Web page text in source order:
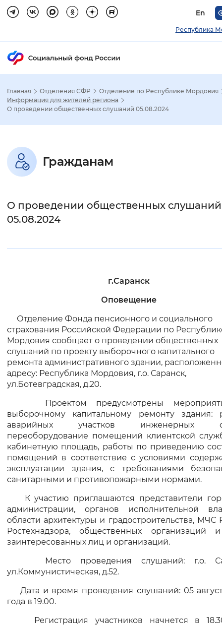
En
Республика
Настройка режима отображения
Стандартный Увеличенный
Цвет сайта
Инверсивный
Синий фон
Изображения
Включены Выключены
Воспроизвести Остановить
Вернуть стандартные настройки
Главная Отделения СФР
Отделение по Республике Мордовия
Информация для жителей региона
О проведении общественных слушаний 05.08.2024
Гражданам
О проведении общественных слушаний
05.08.2024
г.Саранск
Оповещение
Отделение Фонда пенсионного и социального
страхования Российской Федерации по
Мордовия сообщает о проведении общественных
слушаний по проекту выборочного капитального
ремонта административного здании,
адресу: Республика Мордовия, г.о. Саранск,
ул.Ботевградская, д.20.
Проектом предусмотрены
выборочному капитальному ремонту здания:
аварийных участков инженерных
переоборудование помещений клиентской
кабинетную площадь, работы по приведению
помещений в соответствие с условиями
эксплуатации здания, с требованиями
санитарными и противопожарными нормами.
К участию приглашаются представители
администрации, органов исполнительной
области архитектуры и градостроительства, МЧС
Ростехнадзора, общественных организаций
заинтересованных лиц и организаций.
Место проведения слушаний: г.о.
ул.Коммунистическая, д.52.
Дата и время проведения слушаний: 05
года в 19.00.
Регистрация участников начнется в